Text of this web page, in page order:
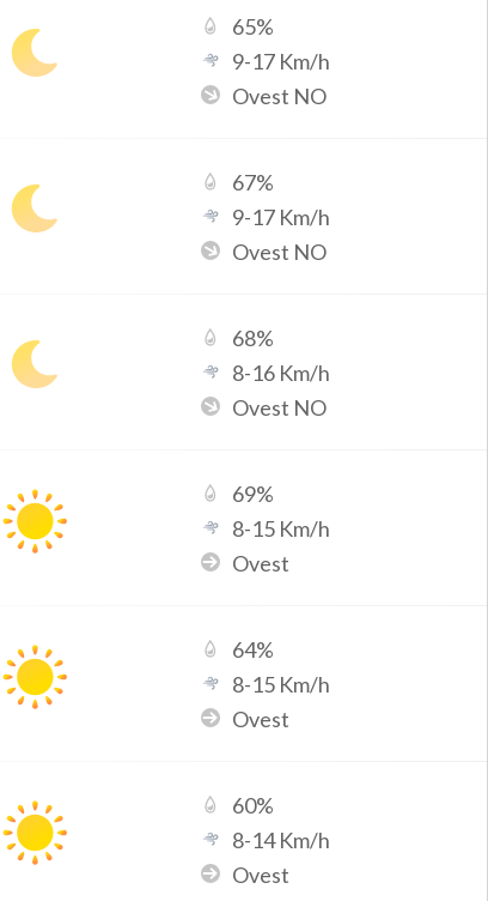
65%
9-17 Km/h
Ovest NO
67%
9-17 Km/h
Ovest NO
68%
8-16 Km/h
Ovest NO
69%
8-15 Km/h
Ovest
64%
8-15 Km/h
Ovest
60%
8-14Km/h
Ovest